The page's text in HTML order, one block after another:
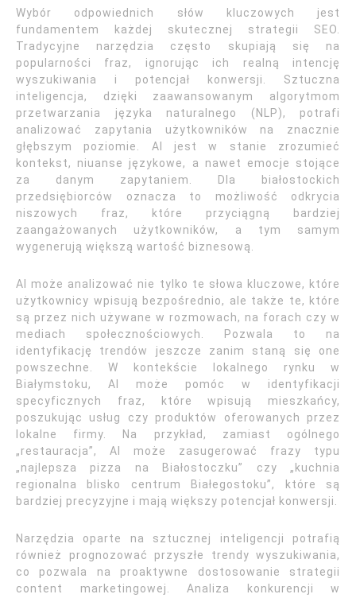
Wybór odpowiednich słów kluczowych jest
fundamentem każdej skutecznej strategii SEO.
Tradycyjne narzędzia często skupiają się na
popularności fraz, ignorując ich realną intencję
wyszukiwania i potencjał konwersji. Sztuczna
inteligencja, dzięki zaawansowanym algorytmom
przetwarzania języka naturalnego (NLP), potrafi
analizować zapytania użytkowników na znacznie
głębszym poziomie. AI jest w stanie zrozumieć
kontekst, niuanse językowe, a nawet emocje stojące
za danym zapytaniem. Dla białostockich
przedsiębiorców oznacza to możliwość odkrycia
niszowych fraz, które przyciągną bardziej
zaangażowanych użytkowników, a tym samym
wygenerują większą wartość biznesową.
AI może analizować nie tylko te słowa kluczowe, które
użytkownicy wpisują bezpośrednio, ale także te, które
są przez nich używane w rozmowach, na forach czy w
mediach społecznościowych. Pozwala to na
identyfikację trendów jeszcze zanim staną się one
powszechne. W kontekście lokalnego rynku w
Białymstoku, AI może pomóc w identyfikacji
specyficznych fraz, które wpisują mieszkańcy,
poszukując usług czy produktów oferowanych przez
lokalne firmy. Na przykład, zamiast ogólnego
„restauracja”, AI może zasugerować frazy typu
„najlepsza pizza na Białostoczku” czy „kuchnia
regionalna blisko centrum Białegostoku”, które są
bardziej precyzyjne i mają większy potencjał konwersji.
Narzędzia oparte na sztucznej inteligencji potrafią
również prognozować przyszłe trendy wyszukiwania,
co pozwala na proaktywne dostosowanie strategii
content marketingowej. Analiza konkurencji w